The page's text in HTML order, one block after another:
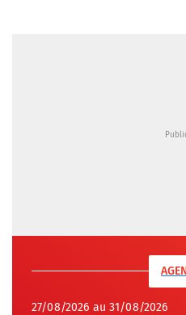
27/08/2026 au 31/08/2026